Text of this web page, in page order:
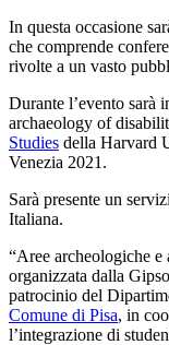
In questa occasione
che comprende
rivolte a un vasto
Durante l’evento sarà
archaeology of
Studies della Harvard
Venezia 2021.
Sarà presente un
Italiana.
“Aree archeologiche e
organizzata dalla
patrocinio del
Comune di Pisa, in
l’integrazione di